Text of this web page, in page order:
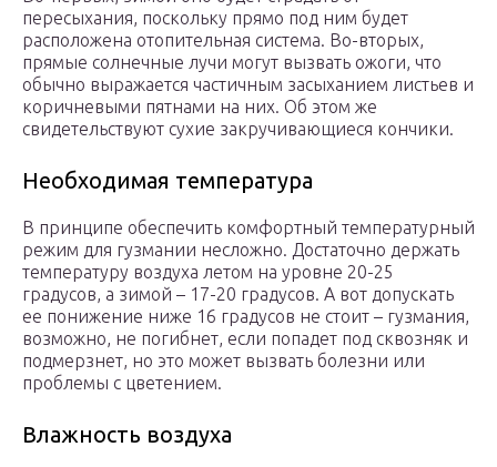
пересыхания, поскольку прямо под ним будет
расположена отопительная система. Во-вторых,
прямые солнечные лучи могут вызвать ожоги, что
обычно выражается частичным засыханием листьев и
коричневыми пятнами на них. Об этом же
свидетельствуют сухие закручивающиеся кончики.
Необходимая температура
В принципе обеспечить комфортный температурный
режим для гузмании несложно. Достаточно держать
температуру воздуха летом на уровне 20-25
градусов, а зимой – 17-20 градусов. А вот допускать
ее понижение ниже 16 градусов не стоит – гузмания,
возможно, не погибнет, если попадет под сквозняк и
подмерзнет, но это может вызвать болезни или
проблемы с цветением.
Влажность воздуха